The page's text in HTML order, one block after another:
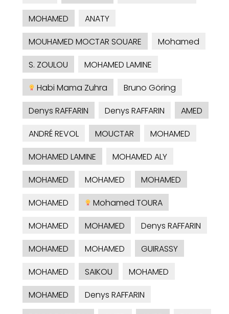
MOHAMED
ANATY
MOUHAMED MOCTAR SOUARE
Mohamed
S. ZOULOU
MOHAMED LAMINE
Habi Mama Zuhra
Bruno Göring
Denys RAFFARIN
Denys RAFFARIN
AMED
ANDRÉ REVOL
MOUCTAR
MOHAMED
MOHAMED LAMINE
MOHAMED ALY
MOHAMED
MOHAMED
MOHAMED
MOHAMED
Mohamed TOURA
MOHAMED
MOHAMED
Denys RAFFARIN
MOHAMED
MOHAMED
GUIRASSY
MOHAMED
SAIKOU
MOHAMED
MOHAMED
Denys RAFFARIN